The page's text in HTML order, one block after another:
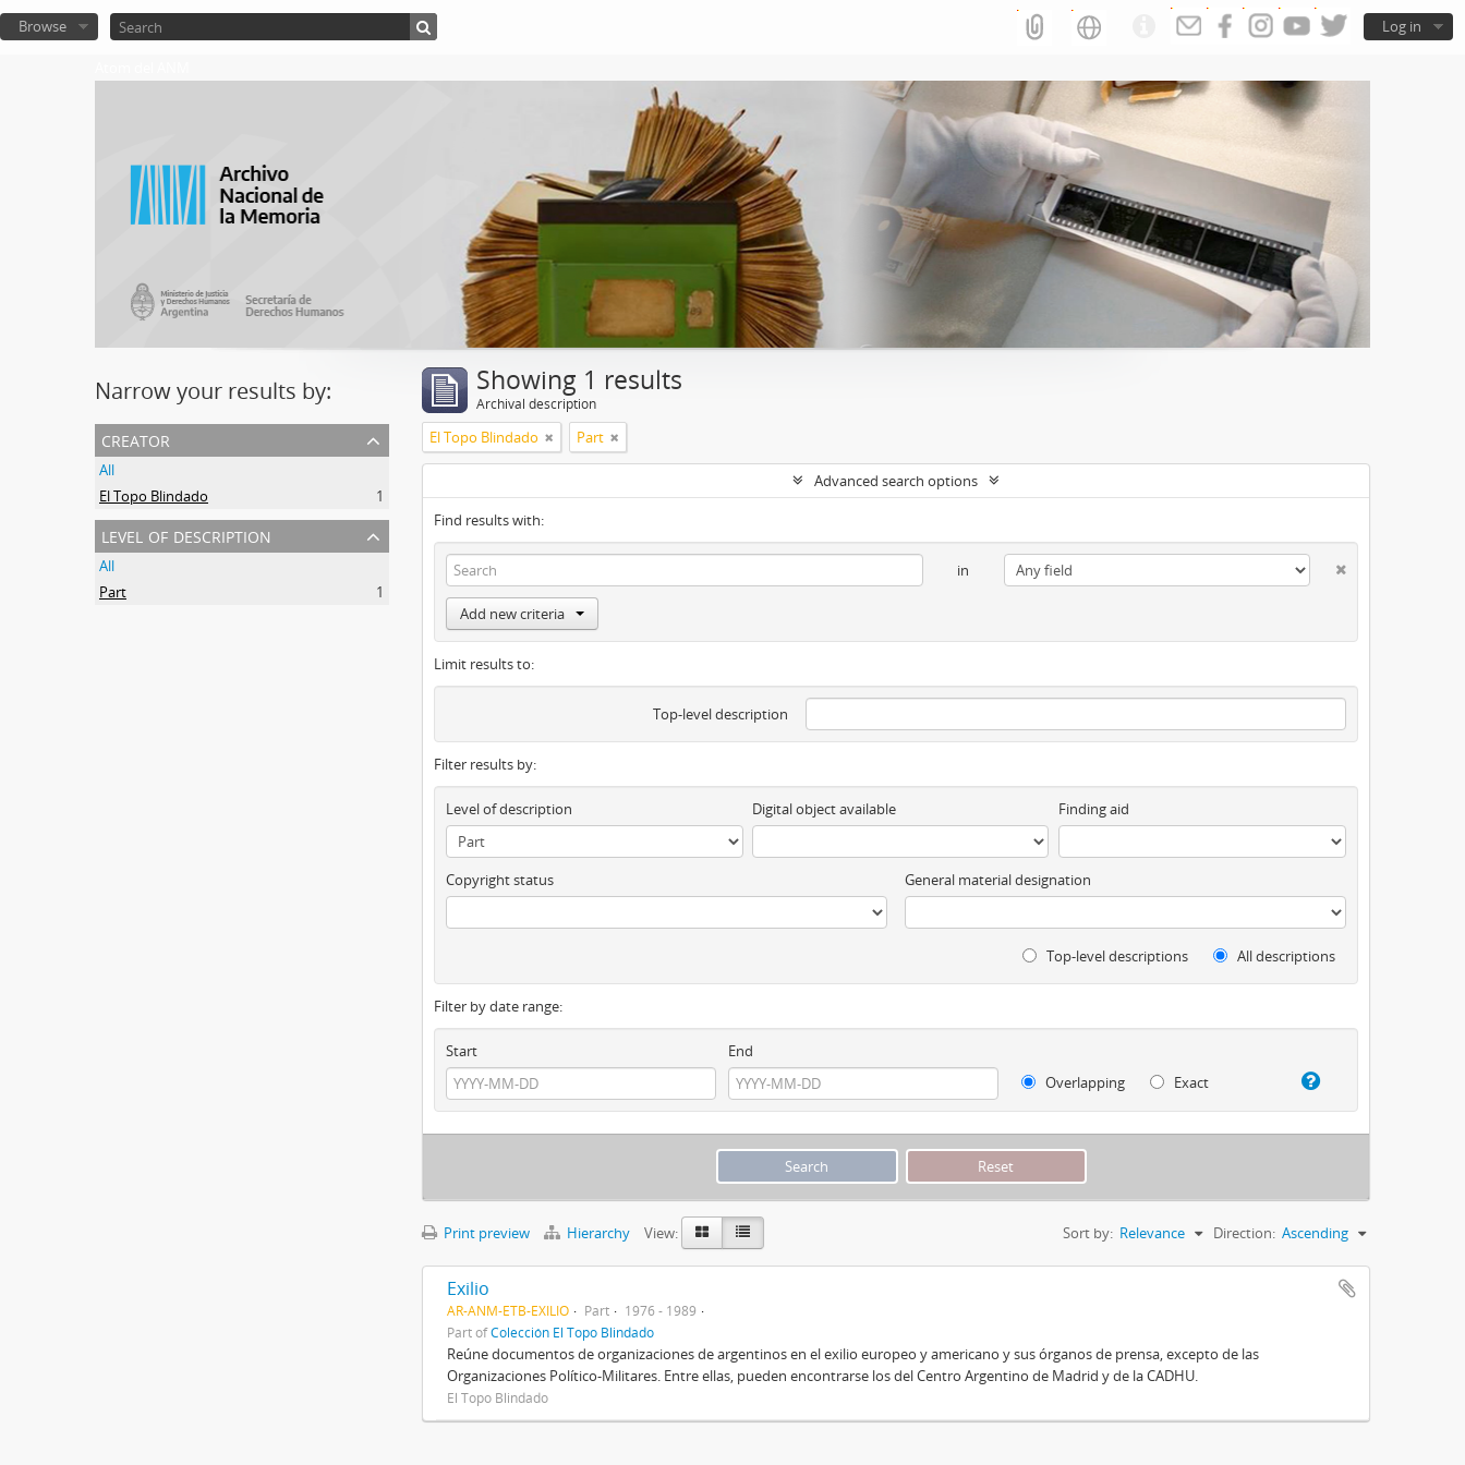
Log in
Browse
Narrow your results by:
creator
All
El Topo Blindado
1
level of description
All
Part
1
Showing 1 results
Archival description
El Topo Blindado Part
Advanced search options
Find results with:
in
Add new criteria
Limit results to:
Top-level description
Filter results by:
Level of description Digital object available Finding aid
Copyright status General material designation
Top-level descriptions All descriptions
Filter by date range:
Start
End
Overlapping
Exact
Print preview Hierarchy View: Sort by: Relevance Direction: Ascending
Exilio
AR-ANM-ETB-EXILIO Part
1976 - 1989
Part ofColección El Topo Blindado
Reúne documentos de organizaciones de argentinos en el exilio europeo y americano y sus órganos de prensa, excepto de las
Organizaciones Político-Militares. Entre ellas, pueden encontrarse los del Centro Argentino de Madrid y de la CADHU.
El Topo Blindado